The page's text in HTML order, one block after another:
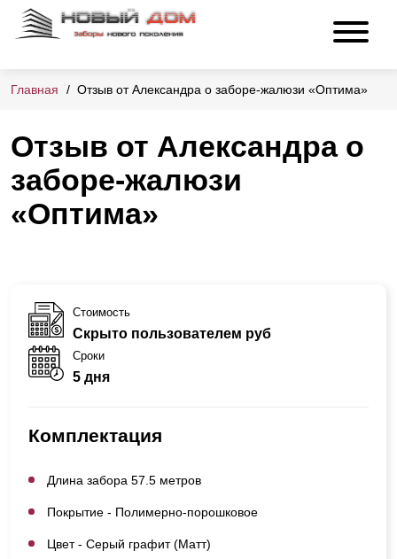
Главная Отзыв от Александра о заборе-жалюзи «Оптима»
Отзыв от Александра о
заборе-жалюзи
«Оптима»
Стоимость
Скрыто пользователем руб
Сроки
5 дня
Комплектация
Длина забора 57.5 метров
Покрытие - Полимерно-порошковое
Цвет - Серый графит (Матт)